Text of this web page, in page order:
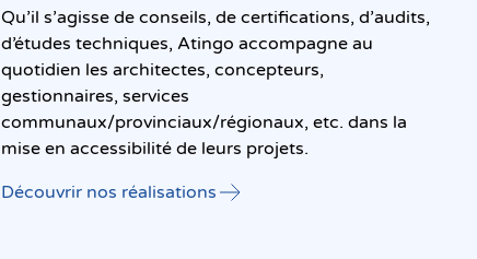
Qu’il s’agisse de conseils, de certifications, d’audits,
d’études techniques, Atingo accompagne au
quotidien les architectes, concepteurs,
gestionnaires, services
communaux/provinciaux/régionaux, etc. dans la
mise en accessibilité de leurs projets.
Découvrir nos réalisations